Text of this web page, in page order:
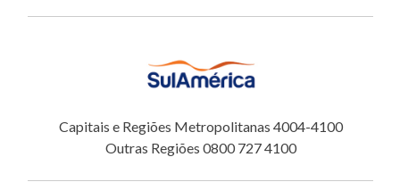
Capitais e Regiões Metropolitanas 4004-4100
Outras Regiões 0800 727 4100